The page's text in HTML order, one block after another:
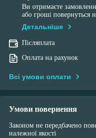
Ви отримаєте
або гроші повернуться
Детальніше
Післяплата
Оплата на рахунок
Всі умови оплати
Умови повернення
Законом не передбачено
належної якості